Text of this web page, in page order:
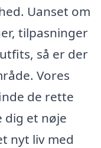
Uanset om
tilpasninger
så er der
Vores
de rette
dig et nøje
nyt liv med